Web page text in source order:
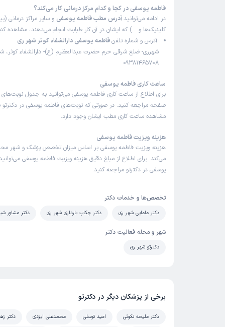
فاطمه یوسفی در کجا و کدام مرکز درمانی کار می‌کند؟
در ادامه می‌توانید آدرس مطب فاطمه یوسفی و سایر مراکز درمانی
کلینیک‌ها و …) که ایشان در آن کار طبابت انجام می‌دهند، مشاهده
آدرس و شماره تلفنفاطمه یوسفی دارالشفاء کوثر شهر ری
شهرری- ضلع شرقی حرم حضرت عبدالعظیم (ع)- دارالشفاء کوثر،
09381465708
ساعت کاری فاطمه یوسفی
برای اطلاع از ساعت کاری فاطمه یوسفی می‌توانید به جدول
صفحه مراجعه کنید. در صورتی که نوبت‌های فاطمه یوسفی در دکترتو
مشاهده ساعت کاری مطب ایشان وجود دارد.
هزینه ویزیت فاطمه یوسفی
هزینه ویزیت فاطمه یوسفی بر اساس میزان تخصص پزشک و شهر
می‌کند. برای اطلاع از مبلغ دقیق هزینه ویزیت فاطمه یوسفی
یوسفی در دکترتو مراجعه کنید.
تخصص‌ها و خدمات دکتر
دکتر مامایی شهر ری دکتر چکاپ بارداری شهر ری دکتر مشاور
شهر و محله فعالیت دکتر
دکترتو شهر ری
برخی از پزشکان دیگر در دکترتو
دکتر ملیحه نکوئی امید توسلی محمدعلی ایزدی دکتر